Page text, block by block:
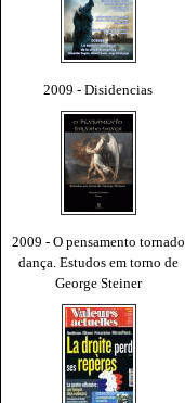
2009 - Disidencias
2009 - O pensamento tornado
dança. Estudos em torno de
George Steiner